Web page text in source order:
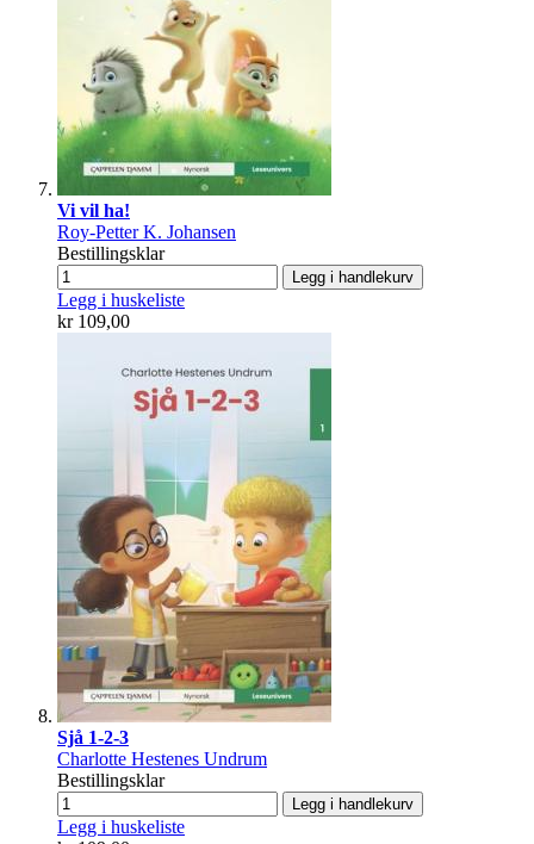
Vi vil ha!
Roy-Petter K. Johansen
Bestillingsklar
Legg i handlekurv
Legg i huskeliste
kr 109,00
Sjå 1-2-3
Charlotte Hestenes Undrum
Bestillingsklar
Legg i handlekurv
Legg i huskeliste